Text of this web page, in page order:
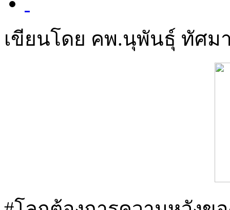
เขียนโดย คพ.นุพันธุ์ ทัศม